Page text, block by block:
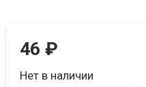
46₽
Нет в наличии